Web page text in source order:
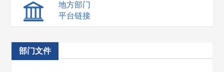
地方部门
平台链接
部门文件